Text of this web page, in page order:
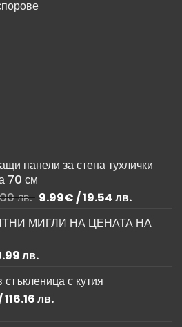
панели за стена тухлички
70 см
лв. Original
was:
/
9.99€ / 19.54 лв.Текущата
е:
МИГЛИ НА ЦЕНАТА НА
лв.
с кутия
116.16 лв.